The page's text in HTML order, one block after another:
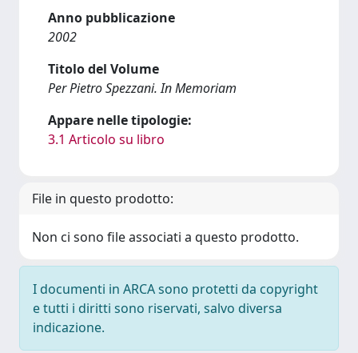
Anno pubblicazione
2002
Titolo del Volume
Per Pietro Spezzani. In Memoriam
Appare nelle tipologie:
3.1 Articolo su libro
File in questo prodotto:
Non ci sono file associati a questo prodotto.
I documenti in ARCA sono protetti da copyright
e tutti i diritti sono riservati, salvo diversa
indicazione.